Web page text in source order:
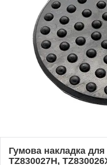
Гумова накладка для
TZ830027H,